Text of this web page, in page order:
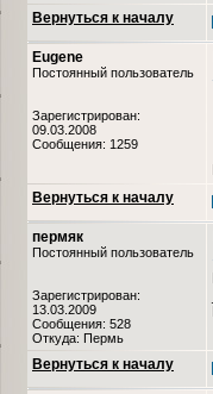
Вернуться к началу
Eugene
Постоянный пользователь
Зарегистрирован:
09.03.2008
Сообщения: 1259
Вернуться к началу
пермяк
Постоянный пользователь
Зарегистрирован:
13.03.2009
Сообщения: 528
Откуда: Пермь
Вернуться к началу